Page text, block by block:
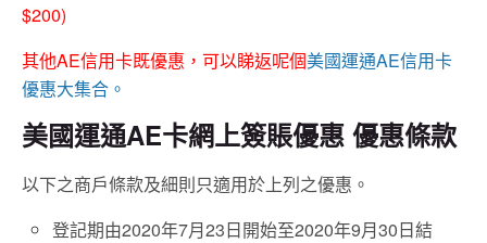
$200)
其他AE信用卡既優惠，可以睇返呢個美國運通AE信用卡
優惠大集合。
美國運通AE卡網上簽賬優惠 優惠條款
以下之商戶條款及細則只適用於上列之優惠。
登記期由2020年7月23日開始至2020年9月30日結